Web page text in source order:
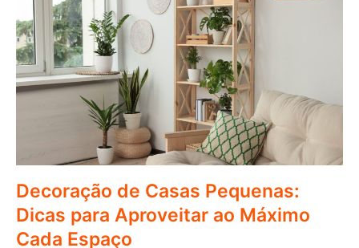
Decoração de Casas Pequenas:
Dicas para Aproveitar ao Máximo
Cada Espaço